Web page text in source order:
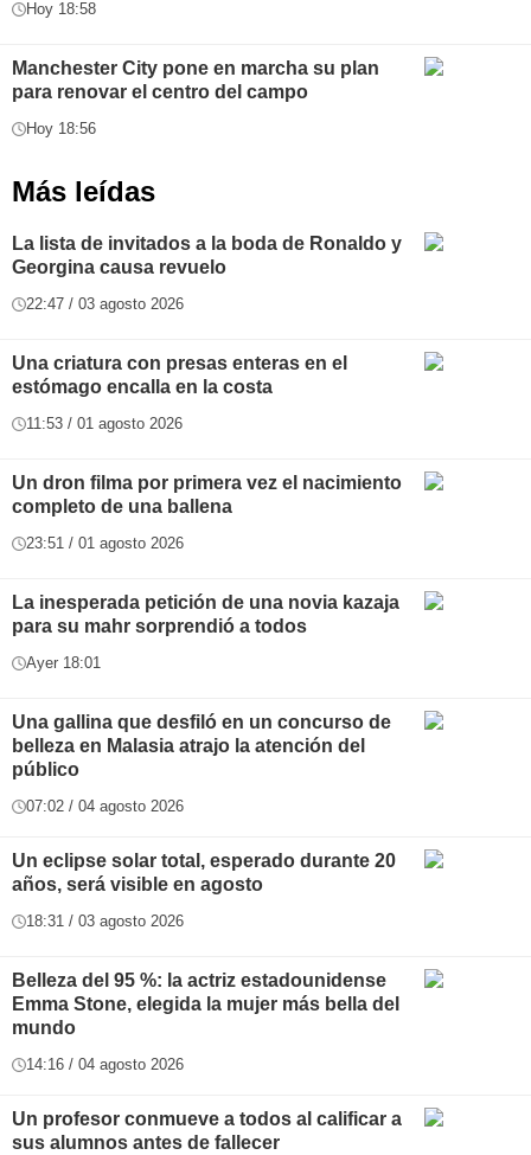
Hoy 18:58
Manchester City pone en marcha su plan
para renovar el centro del campo
Hoy 18:56
Más leídas
La lista de invitados a la boda de Ronaldo y
Georgina causa revuelo
22:47 / 03 agosto 2026
Una criatura con presas enteras en el
estómago encalla en la costa
11:53 / 01 agosto 2026
Un dron filma por primera vez el nacimiento
completo de una ballena
23:51 / 01 agosto 2026
La inesperada petición de una novia kazaja
para su mahr sorprendió a todos
Ayer 18:01
Una gallina que desfiló en un concurso de
belleza en Malasia atrajo la atención del
público
07:02 / 04 agosto 2026
Un eclipse solar total, esperado durante 20
años, será visible en agosto
18:31 / 03 agosto 2026
Belleza del 95 %: la actriz estadounidense
Emma Stone, elegida la mujer más bella del
mundo
14:16 / 04 agosto 2026
Un profesor conmueve a todos al calificar a
sus alumnos antes de fallecer